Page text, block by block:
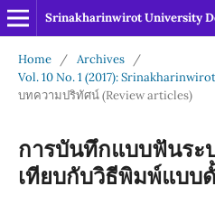
Srinakharinwirot University
Home / Archives
/
Vol. 10 No. 1 (2017):
บทความปริทัศน์ (Review articles)
การบันทึกแบบฟันระ
เทียบกับวิธีพิมพ์แบบ